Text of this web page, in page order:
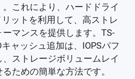
これにより、ハードドライ
ットを利用して、高ストレ
マンスを提供します。TS-
キャッシュ追加は、IOPSパフ
ストレージボリュームレイ
ための簡単な方法です。